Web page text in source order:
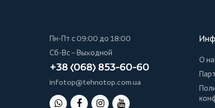
Пн-Пт с 09:00 до 18:00
Сб-Вс – Выходной
+38 (068) 853-60-60
infotop@tehnotop.com.ua
О